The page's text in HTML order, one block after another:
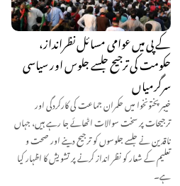
کے پی میں عوامی مسائل نظرانداز،
حکومت کی ترجیح جلسے جلوس اور سیاسی
سرگرمیاں
خیبر پختونخوا میں حکمران جماعت کی کارکردگی اور
ترجیحات پر سخت سوالات اٹھائے جا رہے ہیں، جہاں
ناقدین نے جلسے جلوسوں کو ترجیح دینے اور صحت و
تعلیم کے شعار کو نظر انداز کرنے پر تشویش کا اظہار کیا
ہے۔